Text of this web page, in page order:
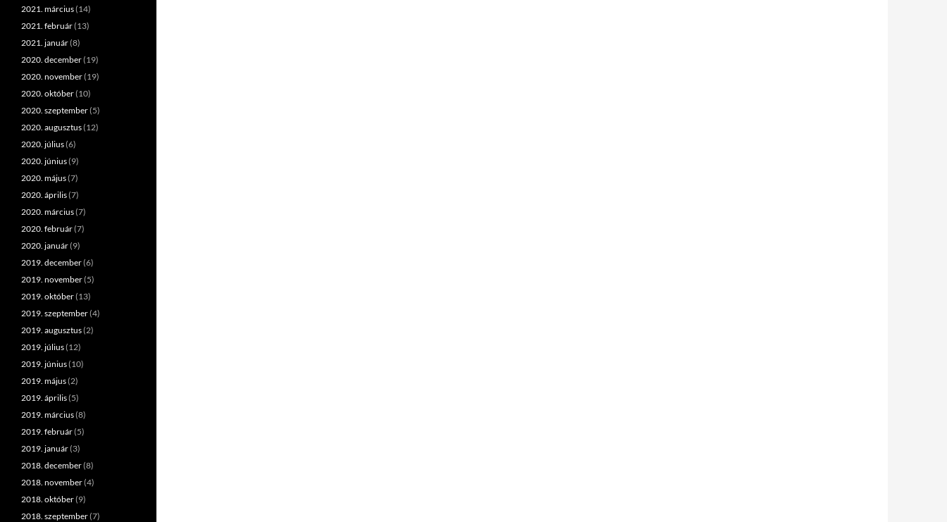
2021. március(14)
2021. február(13)
2021. január(8)
2020. december(19)
2020. november(19)
2020. október(10)
2020. szeptember(5)
2020. augusztus(12)
2020. július(6)
2020. június(9)
2020. május(7)
2020. április(7)
2020. március(7)
2020. február(7)
2020. január(9)
2019. december(6)
2019. november(5)
2019. október(13)
2019. szeptember(4)
2019. augusztus(2)
2019. július(12)
2019. június(10)
2019. május(2)
2019. április(5)
2019. március(8)
2019. február(5)
2019. január(3)
2018. december(8)
2018. november(4)
2018. október(9)
2018. szeptember(7)